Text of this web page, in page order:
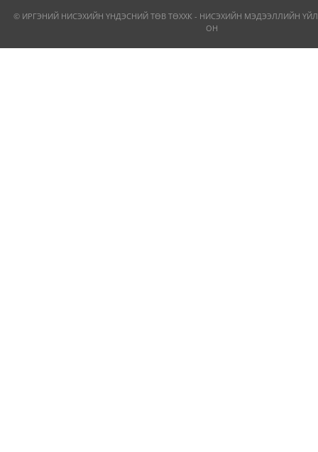
© ИРГЭНИЙ НИСЭХИЙН ҮНДЭСНИЙ ТӨВ ТӨХХК - НИСЭХИЙН МЭДЭЭЛЛИЙН
ОН